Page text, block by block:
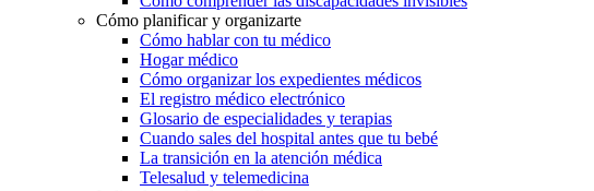
Cómo planificar y organizarte
Cómo hablar con tu médico
Hogar médico
Cómo organizar los expedientes médicos
El registro médico electrónico
Glosario de especialidades y terapias
Cuando sales del hospital antes que tu bebé
La transición en la atención médica
Telesalud y telemedicina